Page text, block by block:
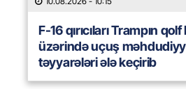
F-16 qırıcıları Trampın
üzərində uçuş
təyyarələri ələ keçirib